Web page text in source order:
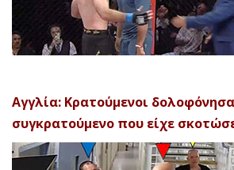
Αγγλία: Κρατούμενοι
συγκρατούμενο που είχε